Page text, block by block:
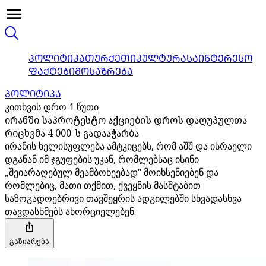
ᲞᲝᲚᲘᲢᲘᲙᲐᲗᲣᲠᲥᲔᲗᲘᲙᲣᲚᲢᲣᲠᲐᲡᲐᲘᲜᲢᲔᲠᲔᲡᲝ
ᲤᲐᲥᲢᲔᲑᲘᲛᲝᲡᲐᲖᲠᲔᲑᲐ
ᲞᲝᲚᲘᲢᲘᲙᲐ
კითხვის დრო 1 წუთი
ირანში საპროტესტო აქციების დროს დაღუპულთა
რიცხვმა 4 000-ს გადააჭარბა
ირანის ხელისუფლება ამტკიცებს, რომ აშშ და ისრაელი
დგანან იმ ჯგუფების უკან, რომლებსაც ისინი
„შეიარაღებულ მეამბოხეებად“ მოიხსენიებენ და
რომლებიც, მათი თქმით, ქვეყნის მასშტაბით
საზოგადოებრივი თავშეყრის ადგილებში სხვადასხვა
თავდასხმებს ახორციელებენ.
გაზიარება